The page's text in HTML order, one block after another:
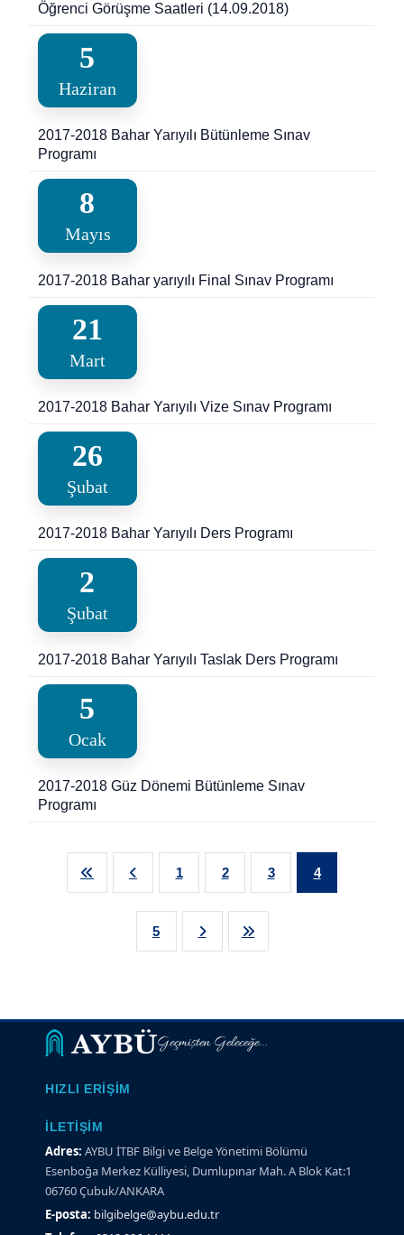
Öğrenci Görüşme Saatleri (14.09.2018)
5
Haziran
2017-2018 Bahar Yarıyılı Bütünleme Sınav
Programı
8
Mayıs
2017-2018 Bahar yarıyılı Final Sınav Programı
21
Mart
2017-2018 Bahar Yarıyılı Vize Sınav Programı
26
Şubat
2017-2018 Bahar Yarıyılı Ders Programı
2
Şubat
2017-2018 Bahar Yarıyılı Taslak Ders Programı
5
Ocak
2017-2018 Güz Dönemi Bütünleme Sınav
Programı
1 2 3 4
5
Geçmişten Geleceğe...
HIZLI ERIŞIM
İLETIŞIM
Adres: AYBU İTBF Bilgi ve Belge Yönetimi Bölümü
Esenboğa Merkez Külliyesi, Dumlupınar Mah. A Blok Kat:1
06760 Çubuk/ANKARA
E-posta: bilgibelge@aybu.edu.tr